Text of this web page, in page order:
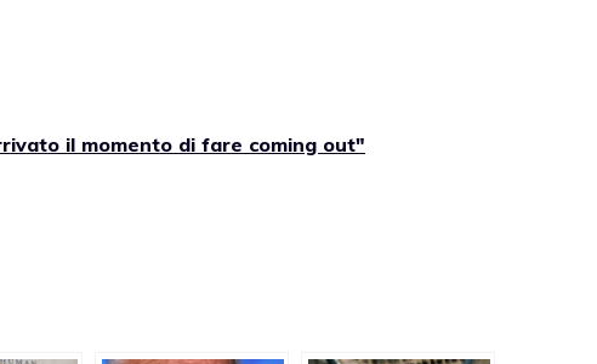
il momento di fare coming out"